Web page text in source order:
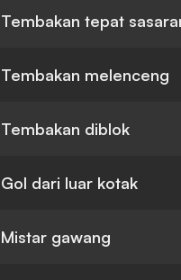
Tembakan tepat
Tembakan melenceng
Tembakan diblok
Gol dari luar kotak
Mistar gawang